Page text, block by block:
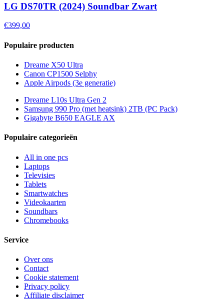
LG DS70TR (2024) Soundbar Zwart
€399,00
Populaire producten
Dreame X50 Ultra
Canon CP1500 Selphy
Apple Airpods (3e generatie)
Dreame L10s Ultra Gen 2
Samsung 990 Pro (met heatsink) 2TB (PC Pack)
Gigabyte B650 EAGLE AX
Populaire categorieën
All in one pcs
Laptops
Televisies
Tablets
Smartwatches
Videokaarten
Soundbars
Chromebooks
Service
Over ons
Contact
Cookie statement
Privacy policy
Affiliate disclaimer